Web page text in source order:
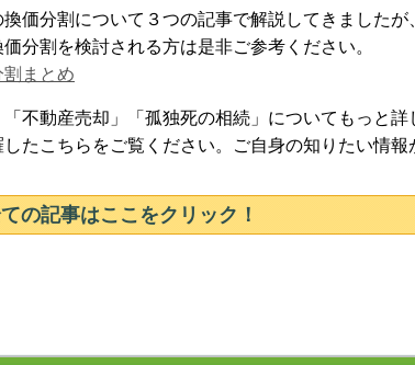
価分割について３つの記事で解説してきましたが
分割を検討される方は是非ご参考ください。
まとめ
不動産売却」「孤独死の相続」についてもっと詳
たこちらをご覧ください。ご自身の知りたい情報
の記事はここをクリック！